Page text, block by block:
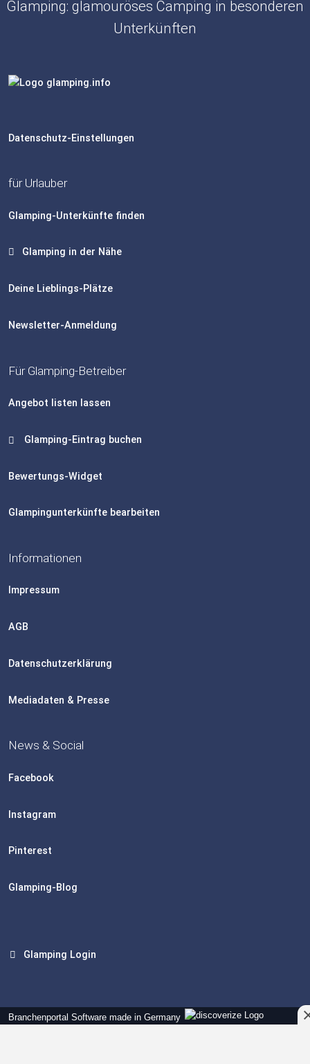
Glamping: glamouröses Camping in besonderen
Unterkünften
Datenschutz-Einstellungen
für Urlauber
Glamping-Unterkünfte finden
Glamping in der Nähe
Deine Lieblings-Plätze
Newsletter-Anmeldung
Für Glamping-Betreiber
Angebot listen lassen
Glamping-Eintrag buchen
Bewertungs-Widget
Glampingunterkünfte bearbeiten
Informationen
Impressum
AGB
Datenschutzerklärung
Mediadaten & Presse
News & Social
Facebook
Instagram
Pinterest
Glamping-Blog
Glamping Login
Branchenportal Software made in Germany